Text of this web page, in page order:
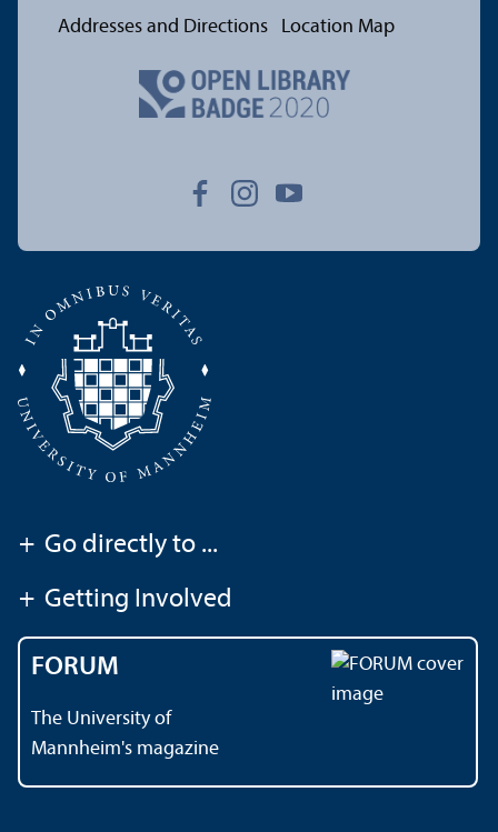
Addresses and Directions Location Map
+ Go directly to ...
+ Getting Involved
FORUM
The University of
Mannheim's magazine